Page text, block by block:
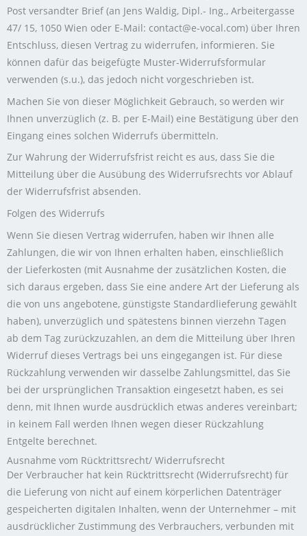
Post versandter Brief (an Jens Waldig, Dipl.- Ing., Arbeitergasse
47/ 15, 1050 Wien oder E-Mail: contact@e-vocal.com) über Ihren
Entschluss, diesen Vertrag zu widerrufen, informieren. Sie
können dafür das beigefügte Muster-Widerrufsformular
verwenden (s.u.), das jedoch nicht vorgeschrieben ist.
Machen Sie von dieser Möglichkeit Gebrauch, so werden wir
Ihnen unverzüglich (z. B. per E-Mail) eine Bestätigung über den
Eingang eines solchen Widerrufs übermitteln.
Zur Wahrung der Widerrufsfrist reicht es aus, dass Sie die
Mitteilung über die Ausübung des Widerrufsrechts vor Ablauf
der Widerrufsfrist absenden.
Folgen des Widerrufs
Wenn Sie diesen Vertrag widerrufen, haben wir Ihnen alle
Zahlungen, die wir von Ihnen erhalten haben, einschließlich
der Lieferkosten (mit Ausnahme der zusätzlichen Kosten, die
sich daraus ergeben, dass Sie eine andere Art der Lieferung als
die von uns angebotene, günstigste Standardlieferung gewählt
haben), unverzüglich und spätestens binnen vierzehn Tagen
ab dem Tag zurückzuzahlen, an dem die Mitteilung über Ihren
Widerruf dieses Vertrags bei uns eingegangen ist. Für diese
Rückzahlung verwenden wir dasselbe Zahlungsmittel, das Sie
bei der ursprünglichen Transaktion eingesetzt haben, es sei
denn, mit Ihnen wurde ausdrücklich etwas anderes vereinbart;
in keinem Fall werden Ihnen wegen dieser Rückzahlung
Entgelte berechnet.
Ausnahme vom Rücktrittsrecht/ Widerrufsrecht
Der Verbraucher hat kein Rücktrittsrecht (Widerrufsrecht) für
die Lieferung von nicht auf einem körperlichen Datenträger
gespeicherten digitalen Inhalten, wenn der Unternehmer – mit
ausdrücklicher Zustimmung des Verbrauchers, verbunden mit